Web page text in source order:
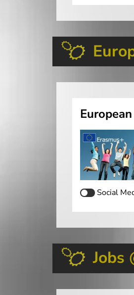
Social
Jobs